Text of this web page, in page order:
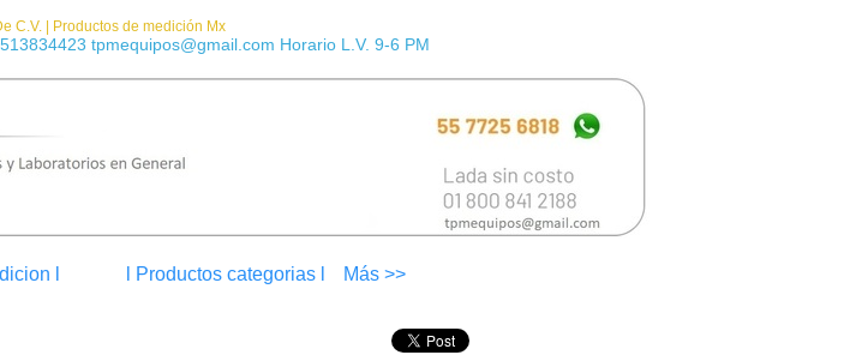
C.V. | Productos de medición Mx
tpmequipos@gmail.com Horario L.V. 9-6 PM
l l Productos categorias l Más >>